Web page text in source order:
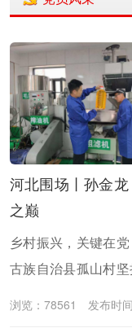
河北围场丨孙金
之巅
乡村振兴，关键在
古族自治县孤山村坚
浏览：78561 发布时